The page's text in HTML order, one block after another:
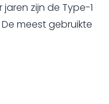
zijn de Type-1
meest gebruikte